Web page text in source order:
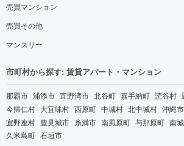
売買マンション
売買その他
マンスリー
市町村から探す: 賃貸アパート・マンション
那覇市 浦添市 宜野湾市 北谷町 嘉手納町 読谷村
今帰仁村 大宜味村 西原町 中城村 北中城村 沖縄市
宜野座村 豊見城市 糸満市 南風原町 与那原町 南
久米島町 石垣市